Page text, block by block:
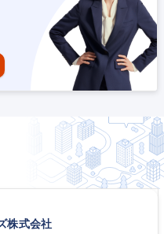
軽く、顧客と関係性を築ける方
株式会社